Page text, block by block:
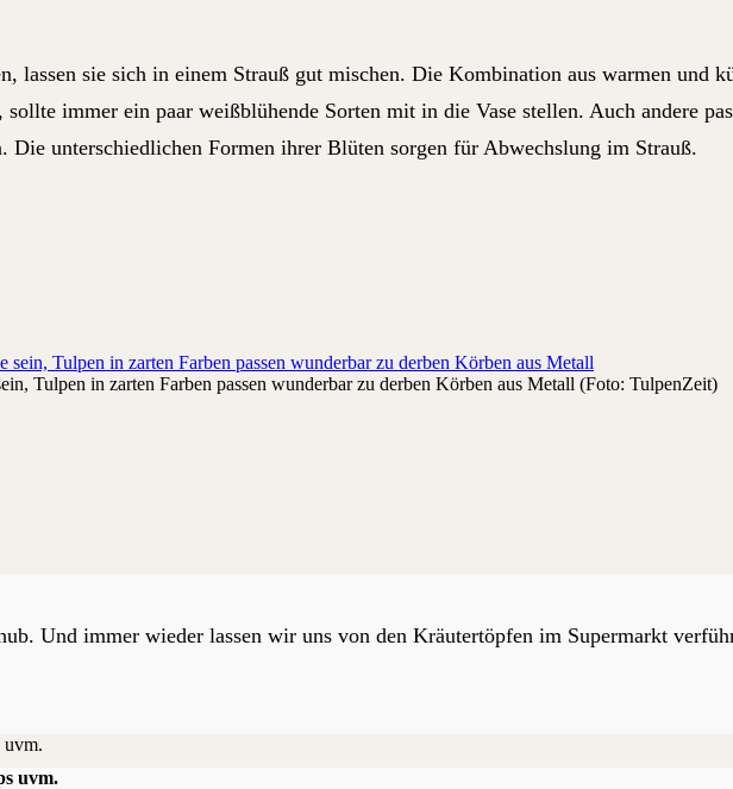
lassen sie sich in einem Strauß gut mischen. Die Kombination aus warmen und
immer ein paar weißblühende Sorten mit in die Vase stellen. Auch andere
Die unterschiedlichen Formen ihrer Blüten sorgen für Abwechslung im Strauß.
Tulpen in zarten Farben passen wunderbar zu derben Körben aus Metall (Foto: TulpenZeit)
Und immer wieder lassen wir uns von den Kräutertöpfen im Supermarkt
uvm.